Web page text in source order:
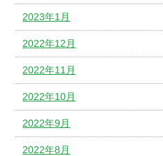
2023年1月
2022年12月
2022年11月
2022年10月
2022年9月
2022年8月